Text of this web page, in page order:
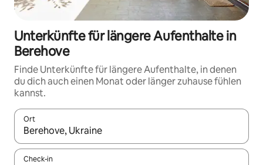
Unterkünfte für längere Aufenthalte in
Berehove
Finde Unterkünfte für längere Aufenthalte, in denen
du dich auch einen Monat oder länger zuhause fühlen
kannst.
Ort
Wenn Ergebnisse verfügbar sind, navigiere mit den
Check-in